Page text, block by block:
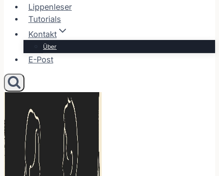
Lippenleser
Tutorials
Kontakt
Über
E-Post